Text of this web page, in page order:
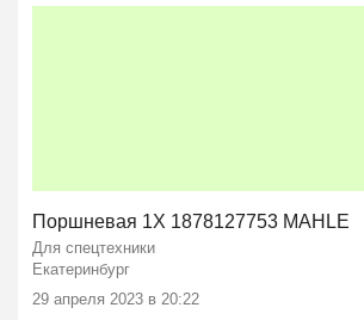
Поршневая 1X 1878127753 MAHLE
Для спецтехники
Екатеринбург
29 апреля 2023 в 20:22